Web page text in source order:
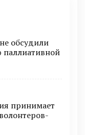
обсудили
принимает